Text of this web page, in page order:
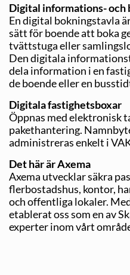
Digital informations- och
En digital bokningstavla
sätt för boende att boka
tvättstuga eller
Den digitala
dela information i en
de boende eller en
Digitala fastighetsboxar
Öppnas med elektronisk
pakethantering.
administreras enkelt i
Det här är Axema
Axema utvecklar säkra
flerbostadshus, kontor,
och offentliga lokaler.
etablerat oss som en av
experter inom vårt